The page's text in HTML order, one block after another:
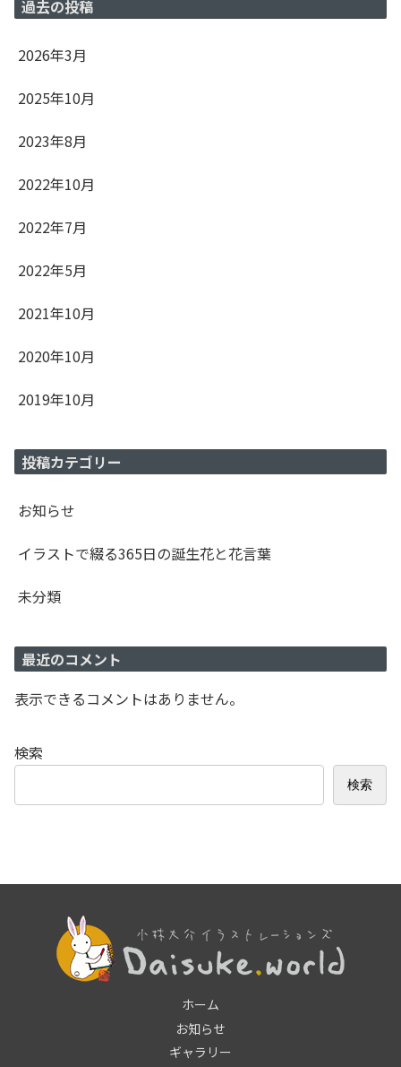
過去の投稿
2026年3月
2025年10月
2023年8月
2022年10月
2022年7月
2022年5月
2021年10月
2020年10月
2019年10月
投稿カテゴリー
お知らせ
イラストで綴る365日の誕生花と花言葉
未分類
最近のコメント
表示できるコメントはありません。
検索
検索
ホーム
お知らせ
ギャラリー